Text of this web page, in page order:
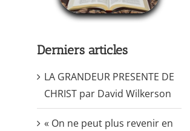
Derniers articles
LA GRANDEUR PRESENTE DE
CHRIST par David Wilkerson
« On ne peut plus revenir en